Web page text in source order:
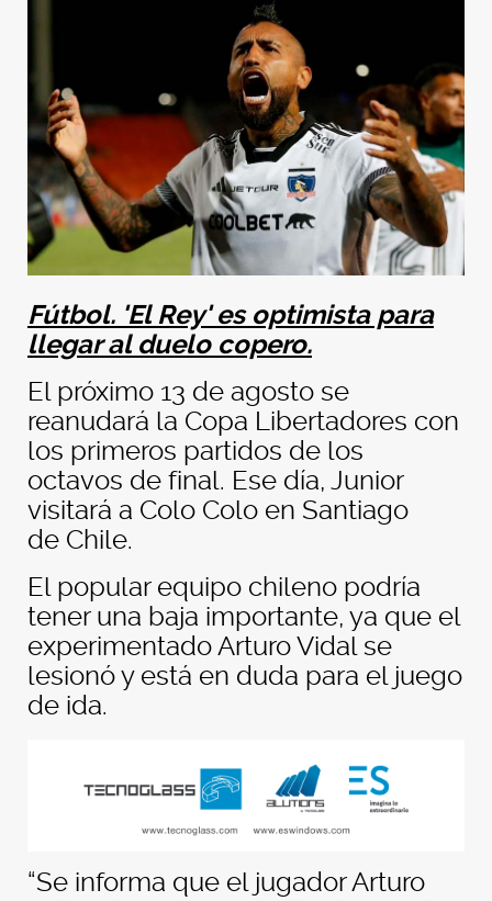
Fútbol. 'El Rey' es optimista para
llegar al duelo copero.
El próximo 13 de agosto se
reanudará la Copa Libertadores con
los primeros partidos de los
octavos de final. Ese día, Junior
visitará a Colo Colo en Santiago
de Chile.
El popular equipo chileno podría
tener una baja importante, ya que el
experimentado Arturo Vidal se
lesionó y está en duda para el juego
de ida.
“Se informa que el jugador Arturo